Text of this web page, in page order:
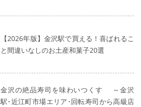
【2026年版】金沢駅で買える！喜ばれるこ
と間違いなしのお土産和菓子20選
金沢の絶品寿司を味わいつくす ～金沢
駅･近江町市場エリア･回転寿司から高級店